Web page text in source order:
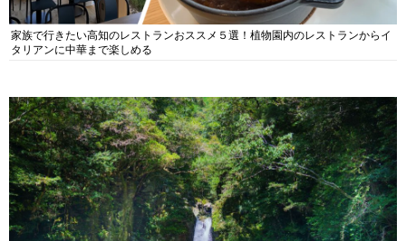
家族で行きたい高知のレストランおススメ５選！植物園内のレストランからイ
タリアンに中華まで楽しめる